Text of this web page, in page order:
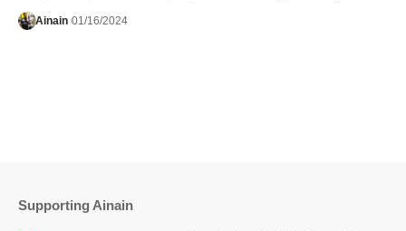
Ainain 01/16/2024
Supporting Ainain